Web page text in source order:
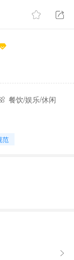
餐饮/娱乐/休闲
范